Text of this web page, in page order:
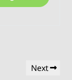
Next
Next